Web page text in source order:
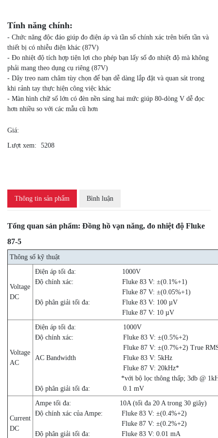
Tính năng chính:
- Chức năng độc đáo giúp đo điện áp và tần số chính xác trên biến tần và
thiết bị có nhiễu điện khác (87V)
- Đo nhiệt độ tích hợp tiện lợi cho phép bạn lấy số đo nhiệt độ mà không
phải mang theo dụng cụ riêng (87V)
- Dây treo nam châm tùy chọn để bạn dễ dàng lắp đặt và quan sát trong
khi rảnh tay thực hiện công việc khác
- Màn hình chữ số lớn có đèn nền sáng hai mức giúp 80-dòng V dễ đọc
hơn nhiều so với các mẫu cũ hơn
Giá:
Lượt xem: 5208
Thông tin sản phẩm Bình luận
Tổng quan sản phẩm: Đồng hồ vạn năng, đo nhiệt độ Fluke
87-5
Thông số kỹ thuật
Voltage
DC
Điện áp tối đa:
1000V
Độ chính xác:
Fluke 83 V: ±(0.1%+1)
Fluke 87 V: ±(0.05%+1)
Độ phân giải tối đa:
Fluke 83 V: 100 µV
Fluke 87 V: 10 µV
Voltage
AC
Điện áp tối đa:
1000V
Độ chính xác:
Fluke 83 V: ±(0.5%+2)
Fluke 87 V: ±(0.7%+2) True
AC Bandwidth
Fluke 83 V: 5kHz
Fluke 87 V: 20kHz*
*với bộ lọc thông thấp; 3db @
Độ phân giải tối đa:
0.1 mV
Current
DC
Ampe tối đa:
10A (tối đa 20 A trong 30 giây)
Độ chính xác của Ampe:
Fluke 83 V: ±(0.4%+2)
Fluke 87 V: ±(0.2%+2)
Độ phân giải tối đa:
Fluke 83 V: 0.01 mA